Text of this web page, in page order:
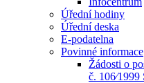
Úřední hodiny
Úřední deska
E-podatelna
Povinné informace
Žádosti o
č.